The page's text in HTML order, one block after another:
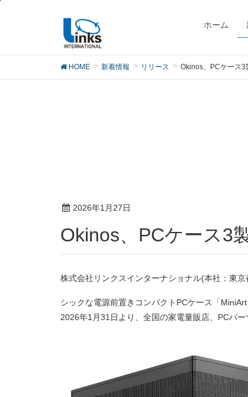
ホーム
リリース
HOME 新着情報 リリース Okinos、PCケース3
2026年1月27日
Okinos、PCケース3
株式会社リンクスインターナショナル(本社：東
シックな電源前置きコンパクトPCケース「
2026年1月31日より、全国の家電量販店、PCパ